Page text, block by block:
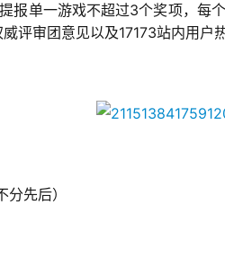
报单一游戏不超过3个奖项，每
评审团意见以及17173站内用户
先后）